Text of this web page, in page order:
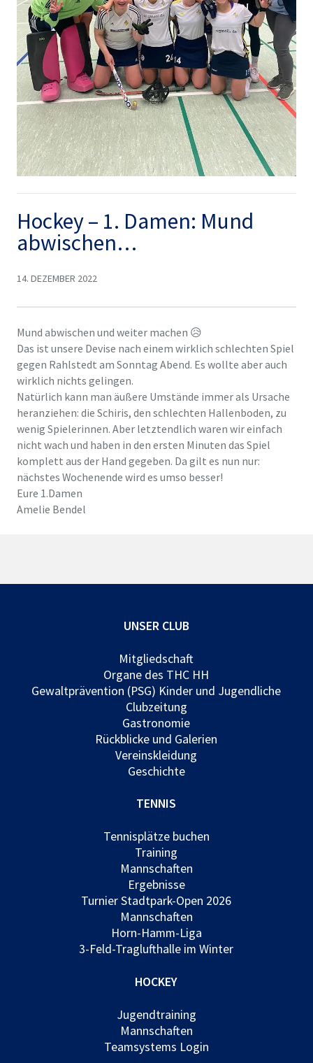
Hockey – 1. Damen: Mund
abwischen…
14. DEZEMBER 2022
Mund abwischen und weiter machen 😥
Das ist unsere Devise nach einem wirklich schlechten Spiel
gegen Rahlstedt am Sonntag Abend. Es wollte aber auch
wirklich nichts gelingen.
Natürlich kann man äußere Umstände immer als Ursache
heranziehen: die Schiris, den schlechten Hallenboden, zu
wenig Spielerinnen. Aber letztendlich waren wir einfach
nicht wach und haben in den ersten Minuten das Spiel
komplett aus der Hand gegeben. Da gilt es nun nur:
nächstes Wochenende wird es umso besser!
Eure 1.Damen
Amelie Bendel
UNSER CLUB
Mitgliedschaft
Organe des THC HH
Gewaltprävention (PSG) Kinder und Jugendliche
Clubzeitung
Gastronomie
Rückblicke und Galerien
Vereinskleidung
Geschichte
TENNIS
Tennisplätze buchen
Training
Mannschaften
Ergebnisse
Turnier Stadtpark-Open 2026
Mannschaften
Horn-Hamm-Liga
3-Feld-Traglufthalle im Winter
HOCKEY
Jugendtraining
Mannschaften
Teamsystems Login